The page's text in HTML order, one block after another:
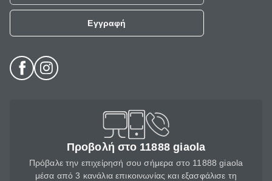
Εγγραφή
Προβολή στο 11888 giaola
Πρόβαλε την επιχείρησή σου σήμερα στο 11888 giaola
μέσα από 3 κανάλια επικοινωνίας και εξασφάλισε τη